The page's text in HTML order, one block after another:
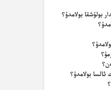
بولۇشقا بولامدۇ؟
ئالسا بولامدۇ؟